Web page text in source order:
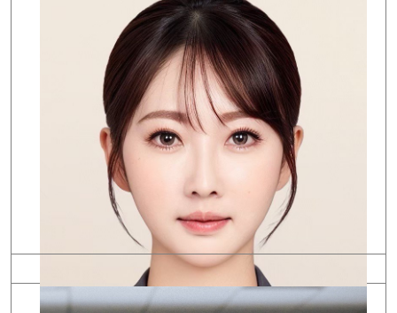
廖志峰
職稱: 教授
學歷: 國立政治大學金融學系博士
研究專長: 金融市場、金融科技、永續金融
Email:168944@o365.tku.edu.tw